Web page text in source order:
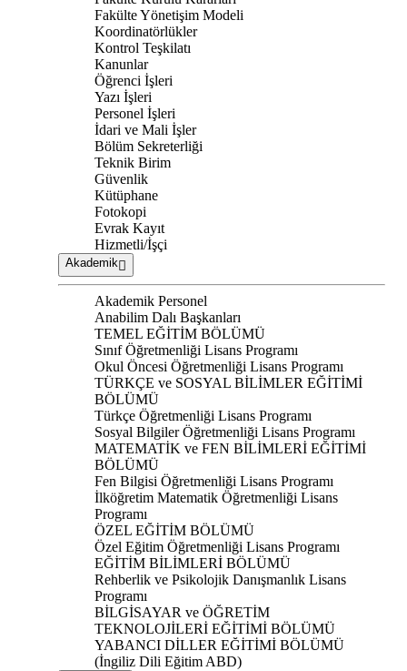
Fakülte Yönetişim Modeli
Koordinatörlükler
Kontrol Teşkilatı
Kanunlar
Öğrenci İşleri
Yazı İşleri
Personel İşleri
İdari ve Mali İşler
Bölüm Sekreterliği
Teknik Birim
Güvenlik
Kütüphane
Fotokopi
Evrak Kayıt
Hizmetli/İşçi
Akademik
Akademik Personel
Anabilim Dalı Başkanları
TEMEL EĞİTİM BÖLÜMÜ
Sınıf Öğretmenliği Lisans Programı
Okul Öncesi Öğretmenliği Lisans Programı
TÜRKÇE ve SOSYAL BİLİMLER EĞİTİMİ
BÖLÜMÜ
Türkçe Öğretmenliği Lisans Programı
Sosyal Bilgiler Öğretmenliği Lisans Programı
MATEMATİK ve FEN BİLİMLERİ EĞİTİMİ
BÖLÜMÜ
Fen Bilgisi Öğretmenliği Lisans Programı
İlköğretim Matematik Öğretmenliği Lisans
Programı
ÖZEL EĞİTİM BÖLÜMÜ
Özel Eğitim Öğretmenliği Lisans Programı
EĞİTİM BİLİMLERİ BÖLÜMÜ
Rehberlik ve Psikolojik Danışmanlık Lisans
Programı
BİLGİSAYAR ve ÖĞRETİM
TEKNOLOJİLERİ EĞİTİMİ BÖLÜMÜ
YABANCI DİLLER EĞİTİMİ BÖLÜMÜ
(İngiliz Dili Eğitim ABD)